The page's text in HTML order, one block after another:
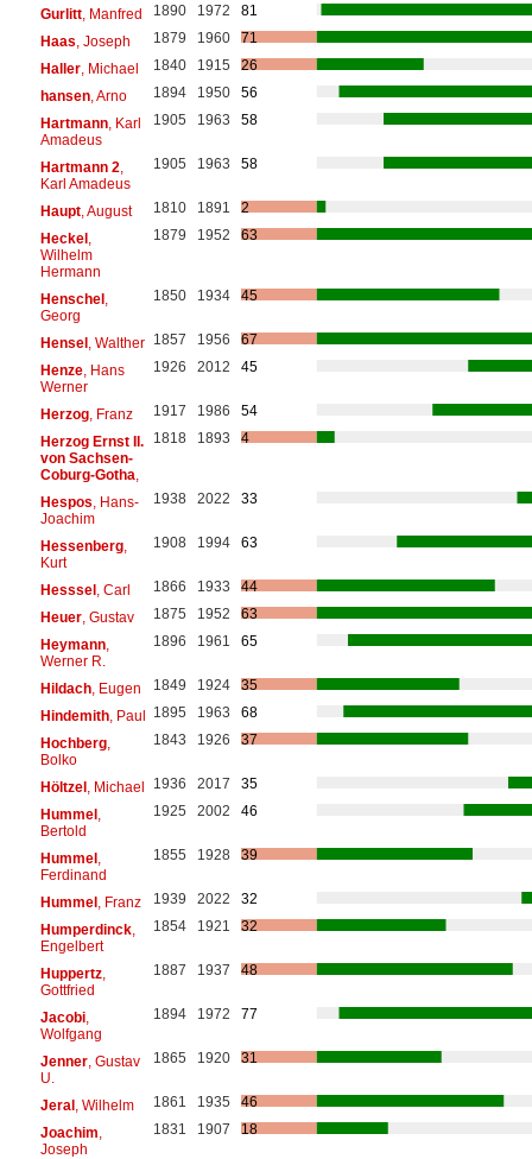
Gurlitt, Manfred 1890 1972
81
Haas , Joseph 1879 1960
71
Haller, Michael 1840 1915
26
hansen, Arno 1894 1950
56
Hartmann, Karl
Amadeus
1905 1963 58
Hartmann 2
Karl Amadeus
1905 1963 58
Haupt, August 1810 1891
2
Heckel,
Wilhelm
Hermann
1879 1952 63
Henschel,
Georg
1850 1934 45
Hensel, Walther 1857 1956
67
Henze, Hans
Werner
1926 2012 45
Herzog, Franz 1917 1986
54
Herzog Ernst II.
von Sachsen-
Coburg-Gotha
1818 1893 4
Hespos , Hans-
Joachim
1938 2022 33
Hessenberg,
Kurt
1908 1994 63
Hesssel, Carl 1866 1933
44
Heuer, Gustav 1875 1952
63
Heymann,
Werner R.
1896 1961 65
Hildach, Eugen 1849 1924
35
Hindemith, Paul 1895 1963
68
Hochberg,
Bolko
1843 1926 37
Höltzel, Michael 1936 2017
35
Hummel,
Bertold
1925 2002 46
Hummel,
Ferdinand
1855 1928 39
Hummel, Franz 1939 2022
32
Humperdinck,
Engelbert
1854 1921 32
Huppertz,
Gottfried
1887 1937 48
Jacobi,
Wolfgang
1894 1972 77
Jenner, Gustav
U.
1865 1920 31
Jeral, Wilhelm 1861 1935
46
Joachim
Joseph
1831 1907 18